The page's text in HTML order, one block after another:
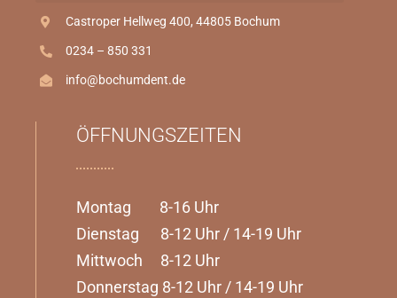
Castroper Hellweg 400, 44805 Bochum
0234 – 850 331
info@bochumdent.de
ÖFFNUNGSZEITEN
Montag 8-16 Uhr
Dienstag 8-12 Uhr / 14-19 Uhr
Mittwoch 8-12 Uhr
Donnerstag 8-12 Uhr / 14-19 Uhr